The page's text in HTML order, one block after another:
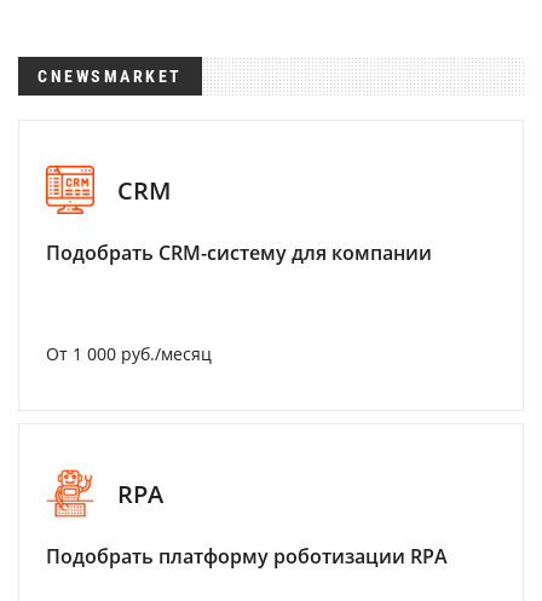
CNEWSMARKET
CRM
Подобрать CRM-систему для компании
От 1 000 руб./месяц
RPA
Подобрать платформу роботизации RPA